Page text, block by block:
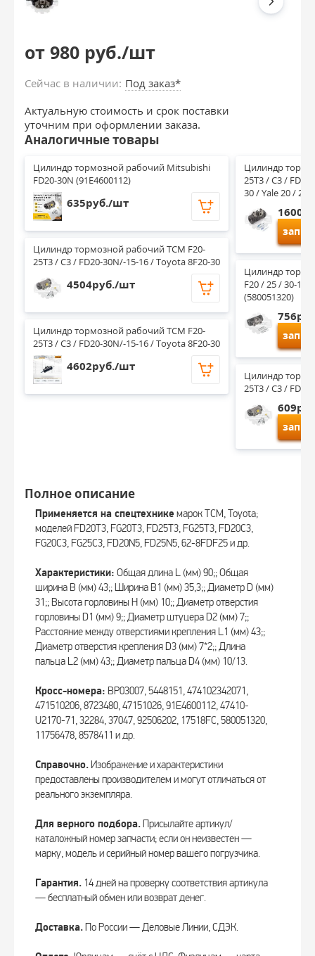
от 980 руб./шт
Сейчас в наличии: Под заказ*
Актуальную стоимость и срок поставки
уточним при оформлении заказа.
Аналогичные товары
Цилиндр тормозной рабочий Mitsubishi
FD20-30N (91E4600112)
635руб./шт
Цилиндр тормозной рабочий TCM F20-
25T3 / C3 / FD20-30N/-15-16 / Toyota 8F20-30
4504руб./шт
Цилиндр тормозной рабочий TCM F20-
25T3 / C3 / FD20-30N/-15-16 / Toyota 8F20-30
4602руб./шт
Цилиндр
25T3 / C3 /
30 / Yale 20 / 25
Цилиндр
F20 / 25 / 30-16
(580051320)
Цилиндр
25T3 / C3 /
Полное описание
Применяется на спецтехнике марок TCM, Toyota;
моделей FD20T3, FG20T3, FD25T3, FG25T3, FD20C3,
FG20C3, FG25C3, FD20N5, FD25N5, 62-8FDF25 и др.
Характеристики: Общая длина L (мм) 90;; Общая
ширина B (мм) 43;; Ширина B1 (мм) 35,3;; Диаметр D (мм)
31;; Высота горловины H (мм) 10;; Диаметр отверстия
горловины D1 (мм) 9;; Диаметр штуцера D2 (мм) 7;;
Расстояние между отверстиями крепления L1 (мм) 43;;
Диаметр отверстия крепления D3 (мм) 7*2;; Длина
пальца L2 (мм) 43;; Диаметр пальца D4 (мм) 10/13.
Кросс-номера: BP03007, 5448151, 474102342071,
471510206, 8723480, 47151026, 91E4600112, 47410-
U2170-71, 32284, 37047, 92506202, 17518FC, 580051320,
11756478, 8578411 и др.
Справочно.Изображение и характеристики
предоставлены производителем и могут отличаться от
реального экземпляра.
Для верного подбора.Присылайте артикул/
каталожный номер запчасти; если он неизвестен —
марку, модель и серийный номер вашего погрузчика.
Гарантия. 14 дней на проверку соответствия артикула
— бесплатный обмен или возврат денег.
Доставка.По России — Деловые Линии, СДЭК.